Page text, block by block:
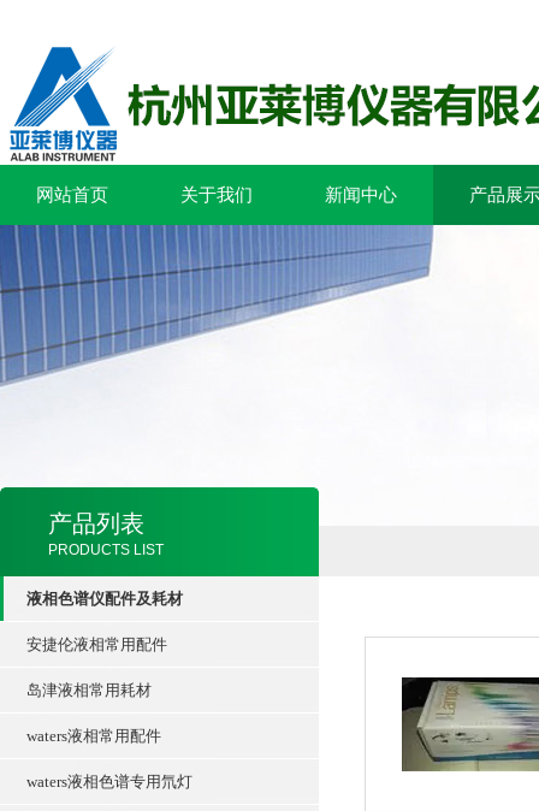
网站首页 关于我们 新闻中心 产品展
产品列表
PRODUCTS LIST
液相色谱仪配件及耗材
安捷伦液相常用配件
岛津液相常用耗材
waters液相常用配件
waters液相色谱专用氘灯